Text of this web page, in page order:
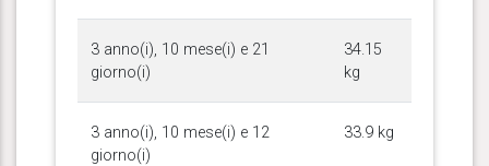
3 anno(i), 10 mese(i) e 21
giorno(i)
34.15
kg
3 anno(i), 10 mese(i) e 12
giorno(i)
33.9 kg